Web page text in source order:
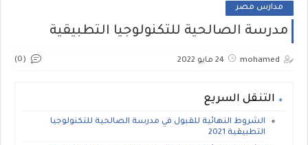
مدارس مصر
مدرسة الصالحية للتكنولوجيا التطبيقية
mohamed 24 مايو 2022 (0)
التنقل السريع
الشروط النهائية للقبول في مدرسة الصالحية للتكنولوجيا
التطبيقية 2021